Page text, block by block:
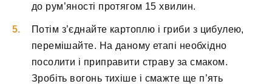
до рум’яності протягом 15 хвилин.
Потім з’єднайте картоплю і гриби з цибулею,
перемішайте. На даному етапі необхідно
посолити і приправити страву за смаком.
Зробіть вогонь тихіше і смажте ще п’ять